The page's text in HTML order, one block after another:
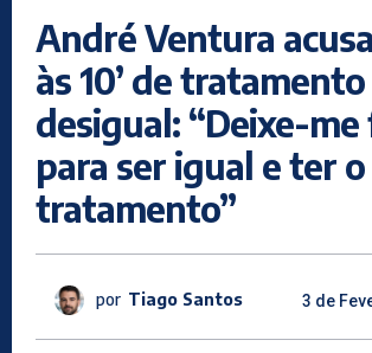
André Ventura
às 10’ de tratamento
desigual: “Deixe-
para ser igual e ter
tratamento”
por Tiago Santos 3 de